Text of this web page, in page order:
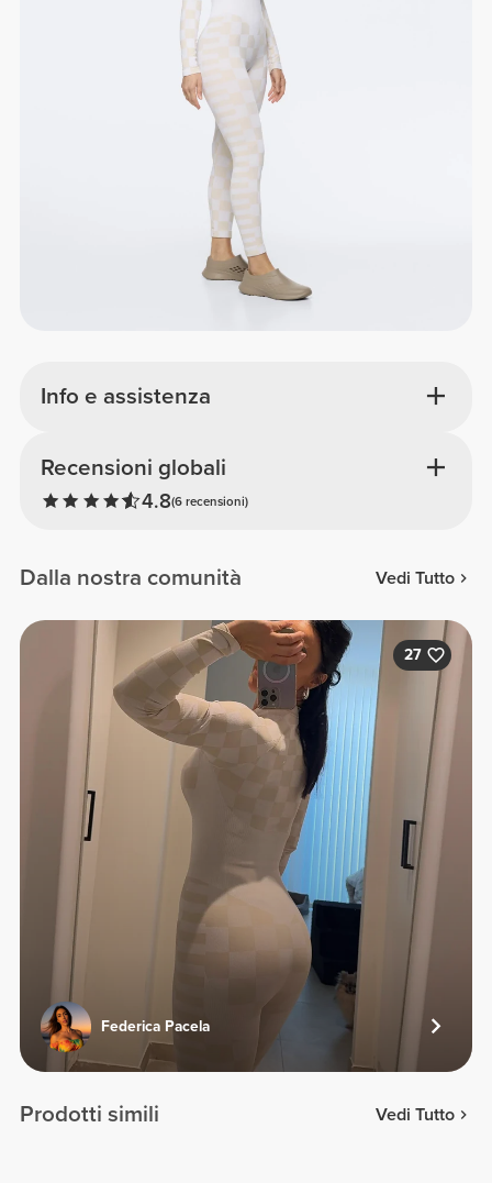
Info e assistenza
Recensioni globali
4.8(6 recensioni)
Dalla nostra comunità Vedi Tutto
27
Federica Pacela
Prodotti simili Vedi Tutto